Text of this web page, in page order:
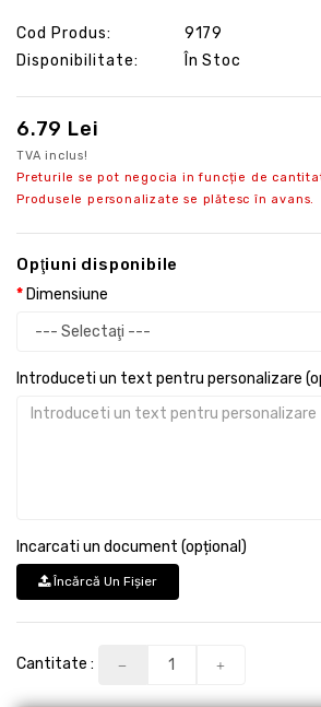
Cod Produs:
9179
Disponibilitate:
În Stoc
6.79 Lei
TVA inclus!
Preturile se pot negocia in funcție de
Produsele personalizate se plătesc în avans.
Opţiuni disponibile
Dimensiune
Introduceti un text pentru personalizare
Incarcati un document (opțional)
Încărcă Un Fişier
Cantitate :